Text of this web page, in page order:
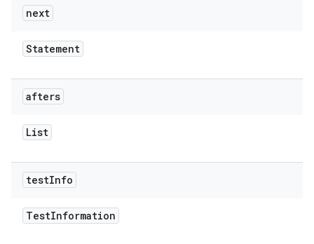
next
Statement
afters
List
testInfo
TestInformation